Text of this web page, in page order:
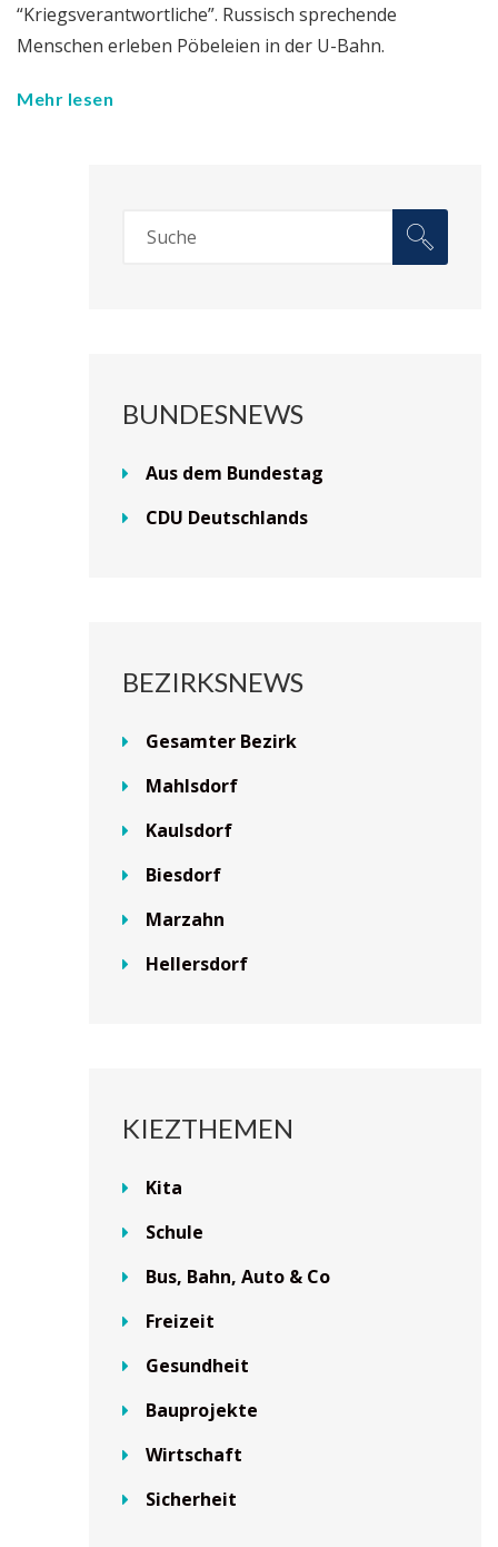
“Kriegsverantwortliche”. Russisch sprechende
Menschen erleben Pöbeleien in der U-Bahn.
Mehr lesen
BUNDESNEWS
Aus dem Bundestag
CDU Deutschlands
BEZIRKSNEWS
Gesamter Bezirk
Mahlsdorf
Kaulsdorf
Biesdorf
Marzahn
Hellersdorf
KIEZTHEMEN
Kita
Schule
Bus, Bahn, Auto & Co
Freizeit
Gesundheit
Bauprojekte
Wirtschaft
Sicherheit